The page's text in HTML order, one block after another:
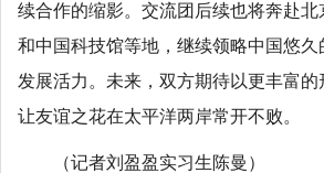
续合作的缩影。交流团后续也将奔赴
和中国科技馆等地，继续领略中国悠
发展活力。未来，双方期待以更丰富的
让友谊之花在太平洋两岸常开不败。
（记者刘盈盈实习生陈曼）